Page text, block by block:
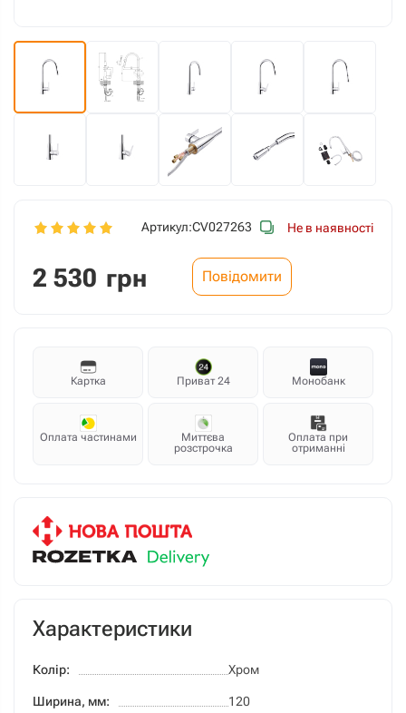
Артикул:CV027263 Не в наявності
2 530 грн Повідомити
Картка Приват 24 Монобанк
Оплата частинами
Миттєва
розстрочка
Оплата при
отриманні
Характеристики
Колір: Хром
Ширина, мм: 120